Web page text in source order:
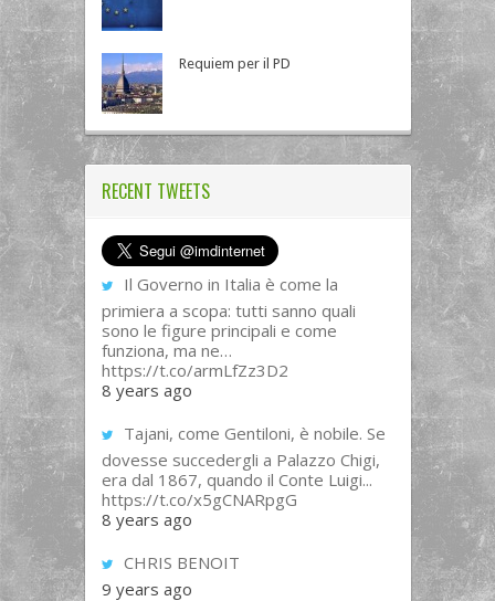
Requiem per il PD
RECENT TWEETS
Il Governo in Italia è come la
primiera a scopa: tutti sanno quali
sono le figure principali e come
funziona, ma ne…
https://t.co/armLfZz3D2
8 years ago
Tajani, come Gentiloni, è nobile. Se
dovesse succedergli a Palazzo Chigi,
era dal 1867, quando il Conte Luigi...
https://t.co/x5gCNARpgG
8 years ago
CHRIS BENOIT
9 years ago